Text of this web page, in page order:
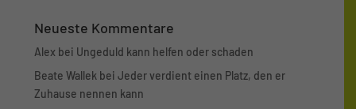
Neueste Kommentare
Alex bei Ungeduld kann helfen oder schaden
Beate Wallek beiJeder verdient einen Platz, den er
Zuhause nennen kann